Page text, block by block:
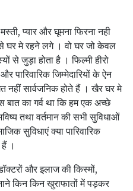
प्यार और घूमना फिरना नही
घर मे रहने लगे । वो घर जो केवल
से जुड़ा होता है । फिल्मी हीरो
पारिवारिक जिम्मेदारियों के ऐन
नहीं सार्वजनिक होते हैं । खैर घर मे
का गर्व था कि हम एक अच्छे
तथा वर्तमान की सभी सुविधाओं
सुविधाएं क्या पारिवारिक
।
और इलाज की किस्मों,
किन किन खुराफातों में पड़कर